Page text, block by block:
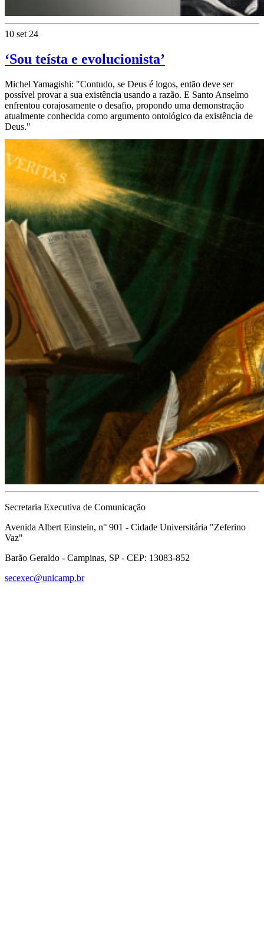
10 set 24
‘Sou teísta e evolucionista’
Michel Yamagishi: "Contudo, se Deus é logos, então deve ser
possível provar a sua existência usando a razão. E Santo Anselmo
enfrentou corajosamente o desafio, propondo uma demonstração
atualmente conhecida como argumento ontológico da existência de
Deus."
Secretaria Executiva de Comunicação
Avenida Albert Einstein, n° 901 - Cidade Universitária "Zeferino
Vaz"
Barão Geraldo - Campinas, SP - CEP: 13083-852
secexec@unicamp.br